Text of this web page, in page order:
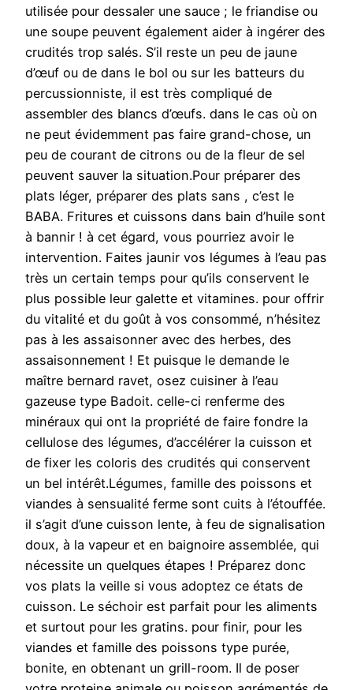
utilisée pour dessaler une sauce ; le friandise ou
une soupe peuvent également aider à ingérer des
crudités trop salés. S’il reste un peu de jaune
d’œuf ou de dans le bol ou sur les batteurs du
percussionniste, il est très compliqué de
assembler des blancs d’œufs. dans le cas où on
ne peut évidemment pas faire grand-chose, un
peu de courant de citrons ou de la fleur de sel
peuvent sauver la situation.Pour préparer des
plats léger, préparer des plats sans , c’est le
BABA. Fritures et cuissons dans bain d’huile sont
à bannir ! à cet égard, vous pourriez avoir le
intervention. Faites jaunir vos légumes à l’eau pas
très un certain temps pour qu’ils conservent le
plus possible leur galette et vitamines. pour offrir
du vitalité et du goût à vos consommé, n’hésitez
pas à les assaisonner avec des herbes, des
assaisonnement ! Et puisque le demande le
maître bernard ravet, osez cuisiner à l’eau
gazeuse type Badoit. celle-ci renferme des
minéraux qui ont la propriété de faire fondre la
cellulose des légumes, d’accélérer la cuisson et
de fixer les coloris des crudités qui conservent
un bel intérêt.Légumes, famille des poissons et
viandes à sensualité ferme sont cuits à l’étouffée.
il s’agit d’une cuisson lente, à feu de signalisation
doux, à la vapeur et en baignoire assemblée, qui
nécessite un quelques étapes ! Préparez donc
vos plats la veille si vous adoptez ce états de
cuisson. Le séchoir est parfait pour les aliments
et surtout pour les gratins. pour finir, pour les
viandes et famille des poissons type purée,
bonite, en obtenant un grill-room. Il de poser